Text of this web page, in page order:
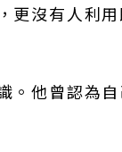
更沒有人利
。他曾認為